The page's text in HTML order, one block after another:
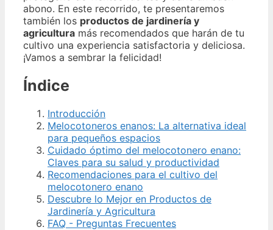
abono. En este recorrido, te presentaremos
también los productos de jardinería y
agricultura más recomendados que harán de tu
cultivo una experiencia satisfactoria y deliciosa.
¡Vamos a sembrar la felicidad!
Índice
Introducción
Melocotoneros enanos: La alternativa ideal
para pequeños espacios
Cuidado óptimo del melocotonero enano:
Claves para su salud y productividad
Recomendaciones para el cultivo del
melocotonero enano
Descubre lo Mejor en Productos de
Jardinería y Agricultura
FAQ - Preguntas Frecuentes